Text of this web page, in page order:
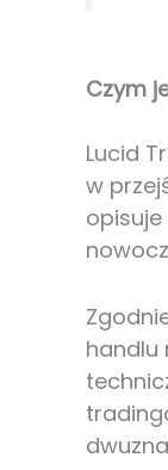
Czym
Lucid
w
handlu